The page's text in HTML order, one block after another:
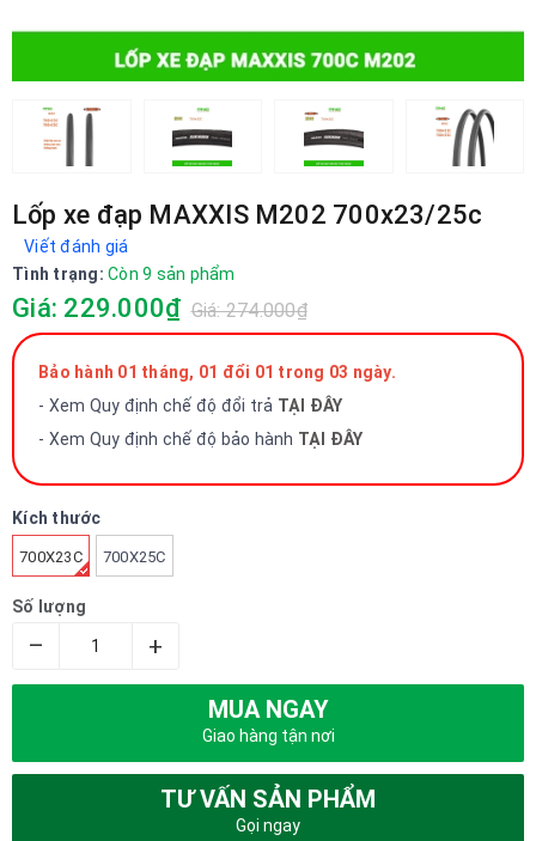
Lốp xe đạp MAXXIS M202 700x23/25c
Viết đánh giá
Tình trạng: Còn 9 sản phẩm
Giá: 229.000₫ Giá: 274.000₫
Bảo hành 01 tháng, 01 đổi 01 trong 03 ngày.
- Xem Quy định chế độ đổi trả TẠI ĐÂY
- Xem Quy định chế độ bảo hành TẠI ĐÂY
Kích thước
700X23C 700X25C
Số lượng
– +
MUA NGAY
Giao hàng tận nơi
TƯ VẤN SẢN PHẨM
Gọi ngay